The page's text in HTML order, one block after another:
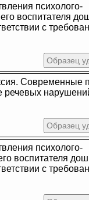
психолого-
воспитателя
с
Образец
Современные
речевых
Образец
психолого-
воспитателя
с